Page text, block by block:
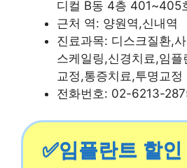
디컬 B동 4층 401~405
근처 역: 양원역,신내역
진료과목: 디스크질환,
스케일링,신경치료,임
교정,통증치료,투명교정
전화번호: 02-6213-
✅임플란트 할